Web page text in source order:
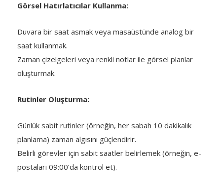
Görsel Hatırlatıcılar Kullanma:
Duvara bir saat asmak veya masaüstünde analog bir
saat kullanmak.
Zaman çizelgeleri veya renkli notlar ile görsel planlar
oluşturmak.
Rutinler Oluşturma:
Günlük sabit rutinler (örneğin, her sabah 10 dakikalık
planlama) zaman algısını güçlendirir.
Belirli görevler için sabit saatler belirlemek (örneğin, e-
postaları 09:00’da kontrol et).